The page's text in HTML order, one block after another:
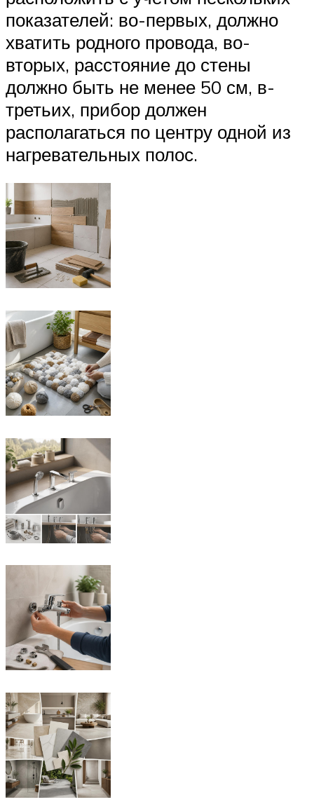
показателей: во-первых, должно
хватить родного провода, во-
вторых, расстояние до стены
должно быть не менее 50 см, в-
третьих, прибор должен
располагаться по центру одной из
нагревательных полос.